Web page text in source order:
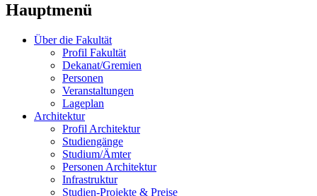
Hauptmenü
Über die Fakultät
Profil Fakultät
Dekanat/Gremien
Personen
Veranstaltungen
Lageplan
Architektur
Profil Architektur
Studiengänge
Studium/Ämter
Personen Architektur
Infrastruktur
Studien-Projekte & Preise